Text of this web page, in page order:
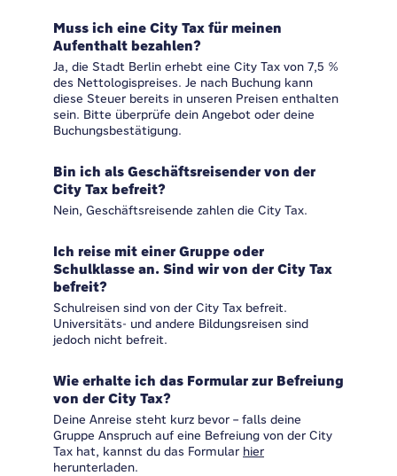
Muss ich eine City Tax für meinen
Aufenthalt bezahlen?
Ja, die Stadt Berlin erhebt eine City Tax von 7,5 %
des Nettologispreises. Je nach Buchung kann
diese Steuer bereits in unseren Preisen enthalten
sein. Bitte überprüfe dein Angebot oder deine
Buchungsbestätigung.
Bin ich als Geschäftsreisender von der
City Tax befreit?
Nein, Geschäftsreisende zahlen die City Tax.
Ich reise mit einer Gruppe oder
Schulklasse an. Sind wir von der City Tax
befreit?
Schulreisen sind von der City Tax befreit.
Universitäts- und andere Bildungsreisen sind
jedoch nicht befreit.
Wie erhalte ich das Formular zur Befreiung
von der City Tax?
Deine Anreise steht kurz bevor – falls deine
Gruppe Anspruch auf eine Befreiung von der City
Tax hat, kannst du das Formular hier
herunterladen.